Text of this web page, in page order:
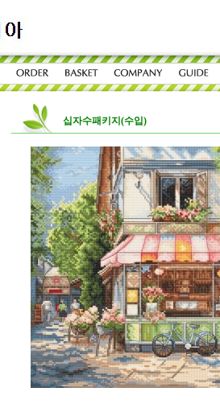
십자수패키지(수입)